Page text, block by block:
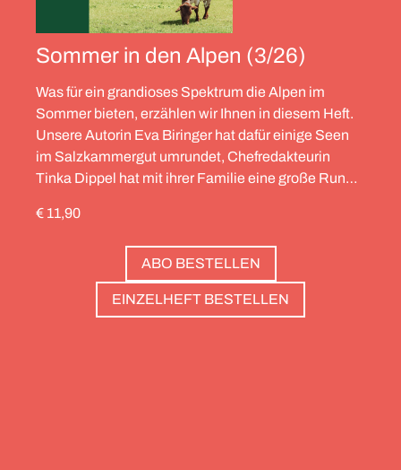
Sommer in den Alpen (3/26)
Was für ein grandioses Spektrum die Alpen im
Sommer bieten, erzählen wir Ihnen in diesem Heft.
Unsere Autorin Eva Biringer hat dafür einige Seen
im Salzkammergut umrundet, Chefredakteurin
Tinka Dippel hat mit ihrer Familie eine große Runde
Helfrich ist über viele Gipfel gegangen – von
Salzburg bis nach Triest. Und die Redaktion hat
zwölf Hotels gesammelt, die zweierlei gemeinsam
haben: Sie sind die perfekte Basis, um Gipfel zu
stürmen. Und sie haben wunderschöne Pools, um
€ 11,90
ABO BESTELLEN
EINZELHEFT BESTELLEN